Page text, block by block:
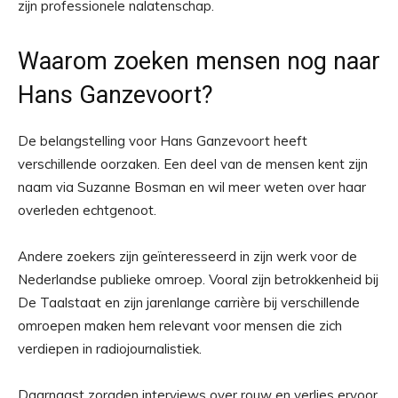
zijn professionele nalatenschap.
Waarom zoeken mensen nog naar
Hans Ganzevoort?
De belangstelling voor Hans Ganzevoort heeft
verschillende oorzaken. Een deel van de mensen kent zijn
naam via Suzanne Bosman en wil meer weten over haar
overleden echtgenoot.
Andere zoekers zijn geïnteresseerd in zijn werk voor de
Nederlandse publieke omroep. Vooral zijn betrokkenheid bij
De Taalstaat en zijn jarenlange carrière bij verschillende
omroepen maken hem relevant voor mensen die zich
verdiepen in radiojournalistiek.